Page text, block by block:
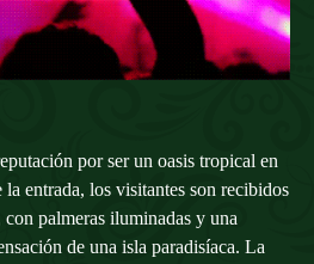
por ser un oasis tropical en
entrada, los visitantes son recibidos
palmeras iluminadas y una
de una isla paradisíaca. La